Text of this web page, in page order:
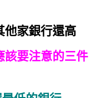
他家銀行還高
該要注意的三件